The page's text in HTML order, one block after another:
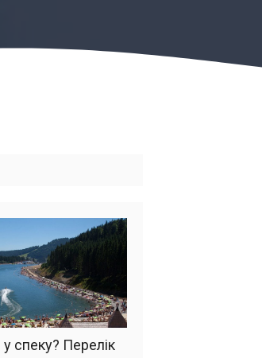
спеку? Перелік